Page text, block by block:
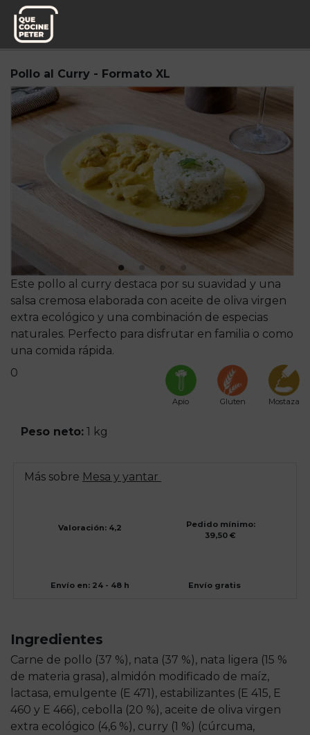
Pedido semanal
Pollo al Curry - Formato XL
Este pollo al curry destaca por su suavidad y una
salsa cremosa elaborada con aceite de oliva virgen
extra ecológico y una combinación de especias
naturales. Perfecto para disfrutar en familia o como
una comida rápida.
0
Apio Gluten Mostaza
Peso neto: 1 kg
Más sobre Mesa y yantar
Valoración: 4,2
Pedido mínimo:
39,50 €
Envío en: 24 - 48 h Envío gratis
Ingredientes
Carne de pollo (37 %), nata (37 %), nata ligera (15 %
de materia grasa), almidón modificado de maíz,
lactasa, emulgente (E 471), estabilizantes (E 415, E
460 y E 466), cebolla (20 %), aceite de oliva virgen
extra ecológico (4,6 %), curry (1 %) (cúrcuma,